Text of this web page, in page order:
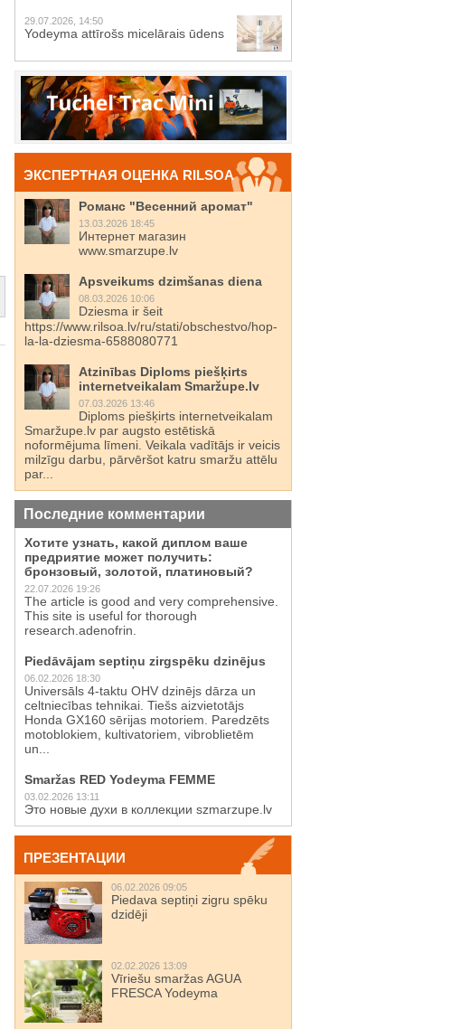
29.07.2026, 14:50
Yodeyma attīrošs micelārais ūdens
ЭКСПЕРТНАЯ ОЦЕНКА RILSOA
Романс "Весенний аромат"
13.03.2026 18:45
Интернет магазин
www.smarzupe.lv
Apsveikums dzimšanas diena
08.03.2026 10:06
Dziesma ir šeit
https://www.rilsoa.lv/ru/stati/obschestvo/hop-
la-la-dziesma-6588080771
Atzinības Diploms piešķirts
internetveikalam Smaržupe.lv
07.03.2026 13:46
Diploms piešķirts internetveikalam
Smaržupe.lv par augsto estētiskā
noformējuma līmeni. Veikala vadītājs ir veicis
milzīgu darbu, pārvēršot katru smaržu attēlu
par...
Последние комментарии
Хотите узнать, какой диплом ваше
предриятие может получить:
бронзовый, золотой, платиновый?
22.07.2026 19:26
The article is good and very comprehensive.
This site is useful for thorough
research.adenofrin.
Piedāvājam septiņu zirgspēku dzinējus
06.02.2026 18:30
Universāls 4-taktu OHV dzinējs dārza un
celtniecības tehnikai. Tiešs aizvietotājs
Honda GX160 sērijas motoriem. Paredzēts
motoblokiem, kultivatoriem, vibroblietēm
un...
Smaržas RED Yodeyma FEMME
03.02.2026 13:11
Это новые духи в коллекции szmarzupe.lv
ПРЕЗЕНТАЦИИ
06.02.2026 09:05
Piedava septiņi zigru spēku
dzidēji
02.02.2026 13:09
Vīriešu smaržas AGUA
FRESCA Yodeyma